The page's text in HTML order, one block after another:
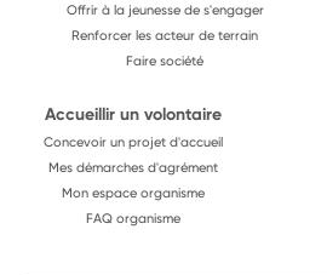
Offrir à la jeunesse de s'engager
Renforcer les acteur de terrain
Faire société
Accueillir un volontaire
Concevoir un projet d'accueil
Mes démarches d'agrément
Mon espace organisme
FAQ organisme